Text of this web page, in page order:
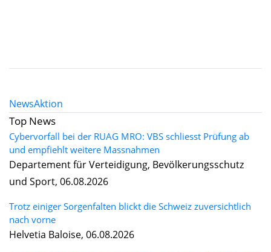
NewsAktion
Top News
Cybervorfall bei der RUAG MRO: VBS schliesst Prüfung ab
und empfiehlt weitere Massnahmen
Departement für Verteidigung, Bevölkerungsschutz
und Sport, 06.08.2026
Trotz einiger Sorgenfalten blickt die Schweiz zuversichtlich
nach vorne
Helvetia Baloise, 06.08.2026